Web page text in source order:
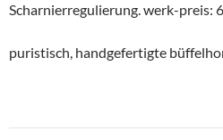
Scharnierregulierung. werk-preis:
puristisch, handgefertigte